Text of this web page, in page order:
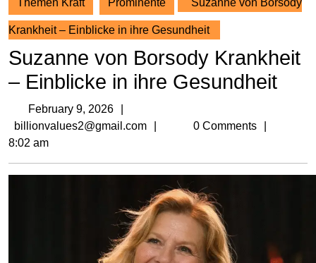
Themen Kraft Prominente Suzanne von Borsody
Krankheit – Einblicke in ihre Gesundheit
Suzanne von Borsody Krankheit
– Einblicke in ihre Gesundheit
February 9, 2026
9,
billionvalues2@gmail.com billionvalues2@gmail.com
0 Comments
8:02 am